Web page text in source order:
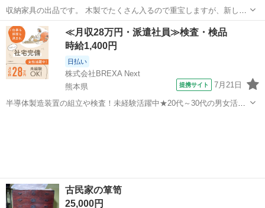
収納家具の出品です。 木製でたくさん入るので重宝しますが、新しい
家具を新調しましたのでお安くお譲りします。 ご自身でカスタムでき
るタイプです。
大分 大分市 大分駅 収納家具 木製
≪月収28万円・派遣社員≫検査・検品
時給1,400円
日払い
株式会社BREXA Next
熊本県
提携サイト 7月21日
半導体製造装置の組立や検査！未経験活躍中★20代～30代の男女活躍
古民家の箪笥
25,000円